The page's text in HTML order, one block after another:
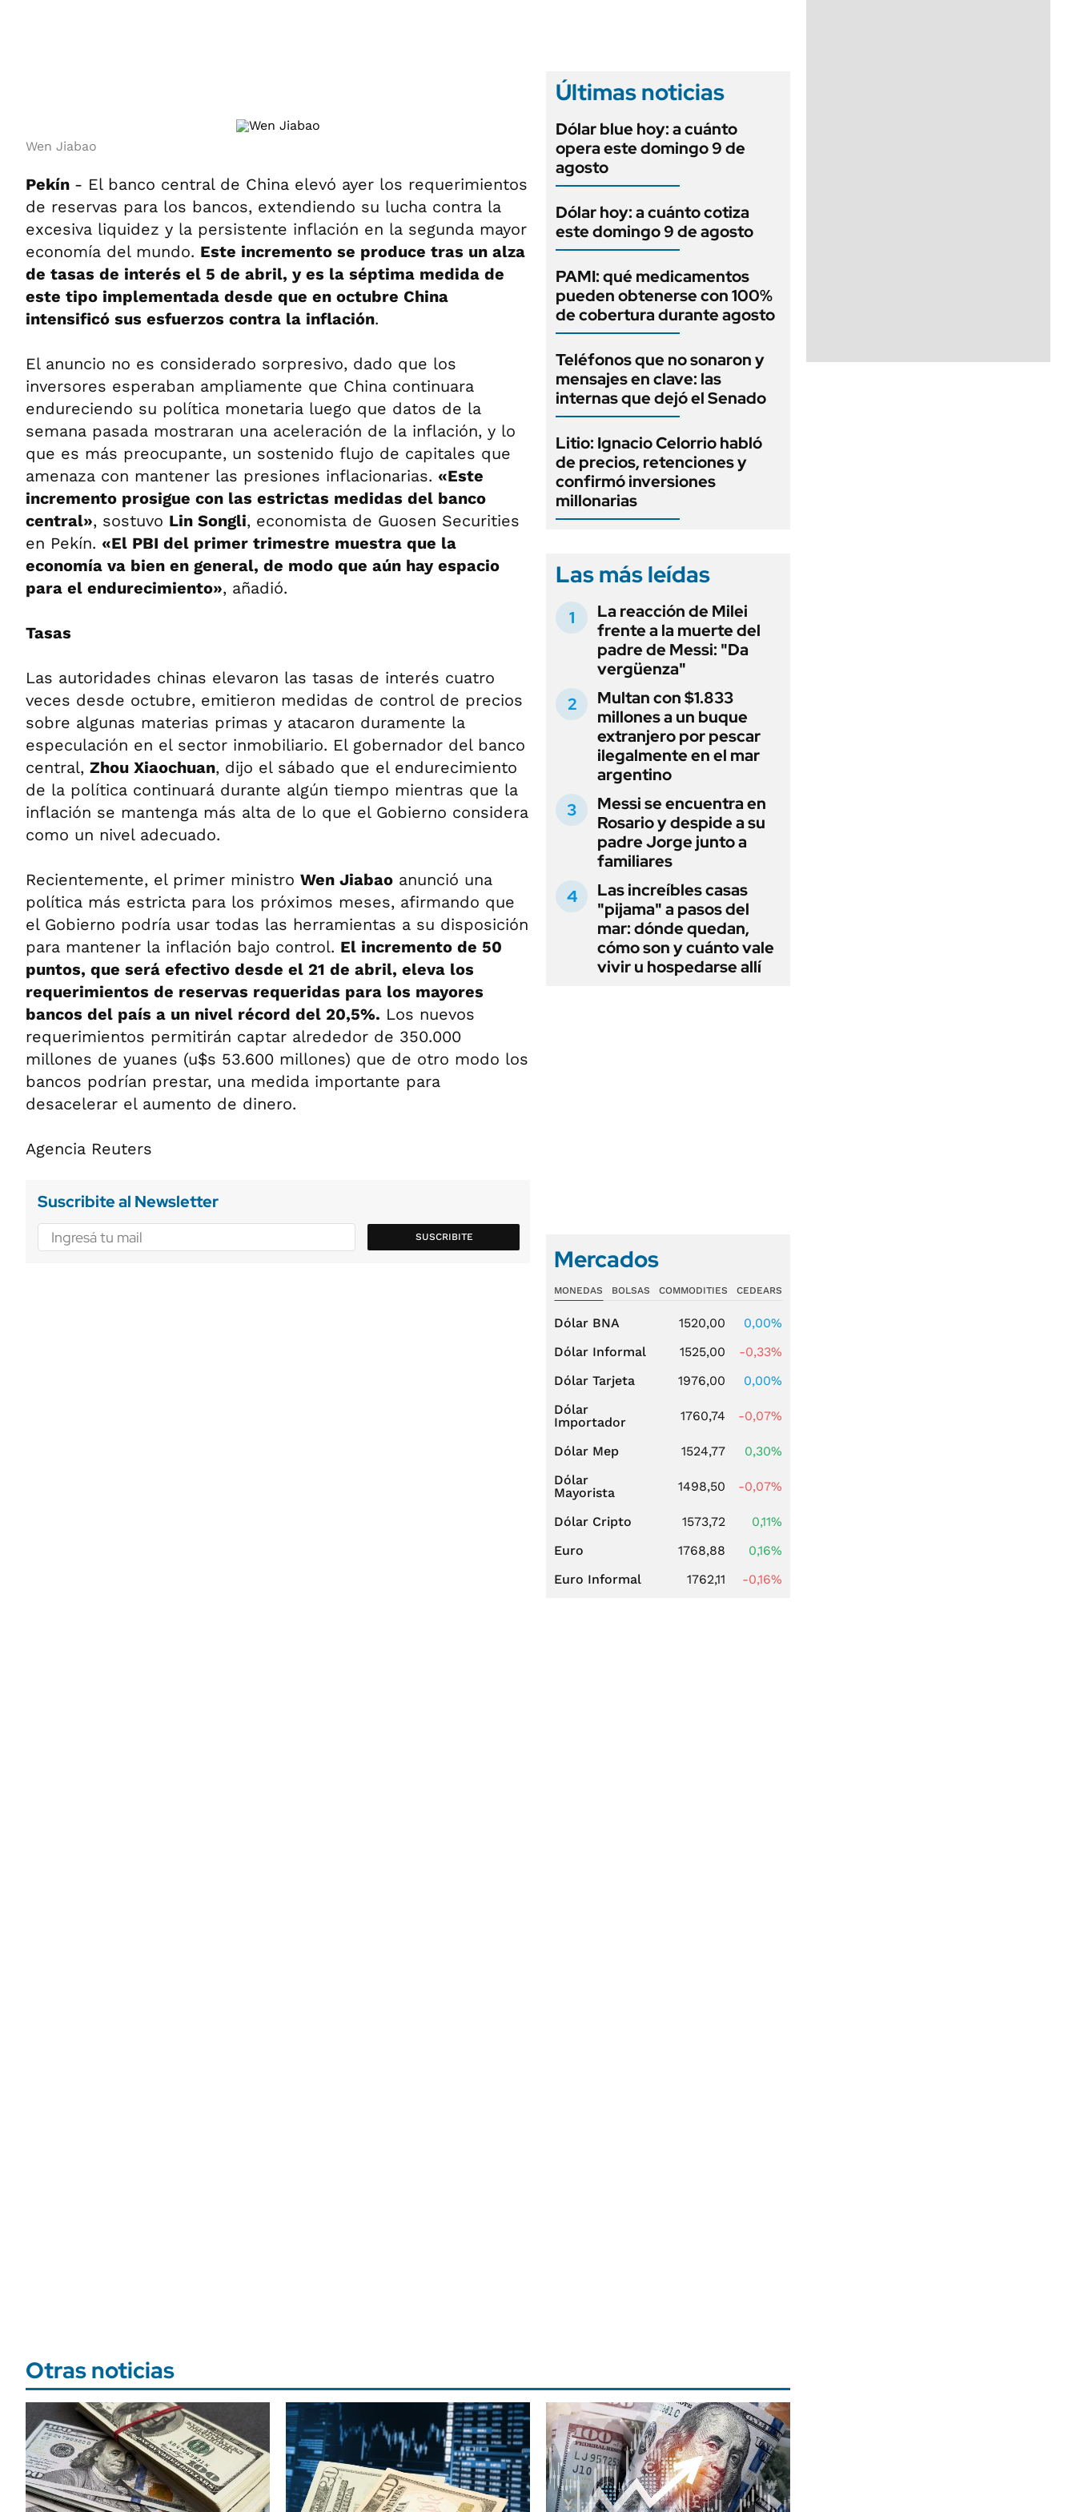
Wen Jiabao
Pekín - El banco central de China elevó ayer los requerimientos
de reservas para los bancos, extendiendo su lucha contra la
excesiva liquidez y la persistente inflación en la segunda mayor
economía del mundo. Este incremento se produce tras un alza
de tasas de interés el 5 de abril, y es la séptima medida de
este tipo implementada desde que en octubre China
intensificó sus esfuerzos contra la inflación.
El anuncio no es considerado sorpresivo, dado que los
inversores esperaban ampliamente que China continuara
endureciendo su política monetaria luego que datos de la
semana pasada mostraran una aceleración de la inflación, y lo
que es más preocupante, un sostenido flujo de capitales que
amenaza con mantener las presiones inflacionarias. «Este
incremento prosigue con las estrictas medidas del banco
central», sostuvo Lin Songli, economista de Guosen Securities
en Pekín. «El PBI del primer trimestre muestra que la
economía va bien en general, de modo que aún hay espacio
para el endurecimiento», añadió.
Tasas
Las autoridades chinas elevaron las tasas de interés cuatro
veces desde octubre, emitieron medidas de control de precios
sobre algunas materias primas y atacaron duramente la
especulación en el sector inmobiliario. El gobernador del banco
central, Zhou Xiaochuan, dijo el sábado que el endurecimiento
de la política continuará durante algún tiempo mientras que la
inflación se mantenga más alta de lo que el Gobierno considera
como un nivel adecuado.
Recientemente, el primer ministro Wen Jiabao anunció una
política más estricta para los próximos meses, afirmando que
el Gobierno podría usar todas las herramientas a su disposición
para mantener la inflación bajo control. El incremento de 50
puntos, que será efectivo desde el 21 de abril, eleva los
requerimientos de reservas requeridas para los mayores
bancos del país a un nivel récord del 20,5%. Los nuevos
requerimientos permitirán captar alrededor de 350.000
millones de yuanes (u$s 53.600 millones) que de otro modo los
bancos podrían prestar, una medida importante para
desacelerar el aumento de dinero.
Agencia Reuters
Suscribite al Newsletter
SUSCRIBITE
Últimas noticias
Dólar blue hoy: a cuánto
opera este domingo 9 de
agosto
Dólar hoy: a cuánto cotiza
este domingo 9 de agosto
PAMI: qué medicamentos
pueden obtenerse con 100%
de cobertura durante agosto
Teléfonos que no sonaron y
mensajes en clave: las
internas que dejó el Senado
Litio: Ignacio Celorrio habló
de precios, retenciones y
confirmó inversiones
millonarias
Las más leídas
La reacción de Milei
frente a la muerte del
padre de Messi: "Da
vergüenza"
Multan con $1.833
millones a un buque
extranjero por pescar
ilegalmente en el mar
argentino
Messi se encuentra en
Rosario y despide a su
padre Jorge junto a
familiares
Las increíbles casas
"pijama" a pasos del
mar: dónde quedan,
cómo son y cuánto vale
vivir u hospedarse allí
Mercados
MONEDAS BOLSAS COMMODITIES CEDEARS
Dólar BNA 1520,00
0,00%
Dólar Informal
1525,00
-0,33%
Dólar Tarjeta
1976,00
0,00%
Dólar
Importador
1760,74 -0,07%
Dólar Mep 1524,77
0,30%
Dólar
Mayorista
1498,50 -0,07%
Dólar Cripto 1573,72
0,11%
Euro
1768,88
0,16%
Euro Informal
1762,11 -0,16%
Otras noticias